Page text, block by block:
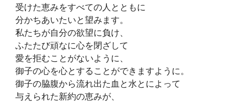
受けた恵みをすべての人とともに
分かちあいたいと望みます。
私たちが自分の欲望に負け、
ふたたび頑なに心を閉ざして
愛を拒むことがないように、
御子の心を心とすることができますように。
御子の脇腹から流れ出た血と水とによって
与えられた新約の恵みが、